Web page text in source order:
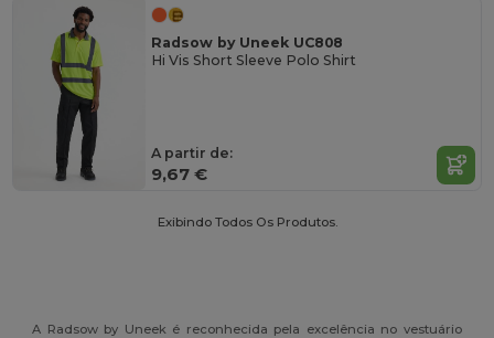
Radsow by Uneek UC808
Hi Vis Short Sleeve Polo Shirt
A partir de:
9,67 €
Exibindo Todos Os Produtos.
A Radsow by Uneek é reconhecida pela excelência no vestuário